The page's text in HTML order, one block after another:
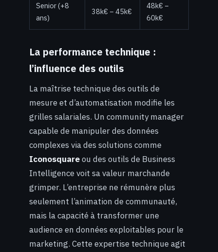
Senior (+8
ans)
38k€ – 45k€
48k€ –
60k€
La performance technique :
l’influence des outils
La maîtrise technique des outils de
mesure et d’automatisation modifie les
grilles salariales. Un community manager
capable de manipuler des données
complexes via des solutions comme
Iconosquareou des outils de Business
Intelligence voit sa valeur marchande
grimper. L’entreprise ne rémunère plus
seulement l’animation de communauté,
mais la capacité à transformer une
audience en données exploitables pour le
marketing. Cette expertise technique agit